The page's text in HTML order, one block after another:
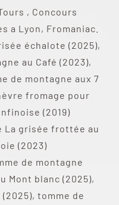
, Concours
a Lyon, Fromaniac.
échalote (2025),
au Café (2023),
de montagne aux 7
fromage pour
(2019)
La grisée frottée au
(2023)
de montagne
Mont blanc (2025),
tomme de